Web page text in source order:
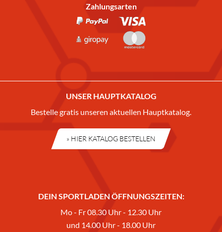
Zahlungsarten
UNSER HAUPTKATALOG
Bestelle gratis unseren aktuellen Hauptkatalog.
» HIER KATALOG BESTELLEN
DEIN SPORTLADEN ÖFFNUNGSZEITEN:
Mo - Fr 08.30 Uhr - 12.30 Uhr
und 14.00 Uhr - 18.00 Uhr